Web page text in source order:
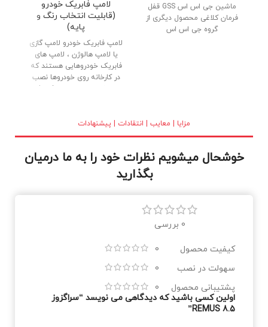
ماشین جی اس اس GSS قفل
فرمان کلاغی محصول دیگری از
گروه جی اس اس
لامپ فابریک خودرو
(قابلیت انتخاب رنگ و
پایه)
لامپ فابریک خودرو لامپ گازی
یا لامپ هالوژن ، لامپ های
فابریک خودروهایی هستند که
در کارخانه روی خودروها نصب
می شوند. لامپ های فابریک
بازار عرضه شده اند. نور خوب و
طول عمر بالا از دلایل استقبال
مزایا | معایب | انتقادات | پیشنهادات
خوشحال میشویم نظرات خود را به ما درمیان
بگذارید
0 بررسی
کیفیت محصول
0
سهولت در نصب
0
پشتیبانی محصول
0
اولین کسی باشید که دیدگاهی می نویسد “سراگزوز
REMUS 8.5”